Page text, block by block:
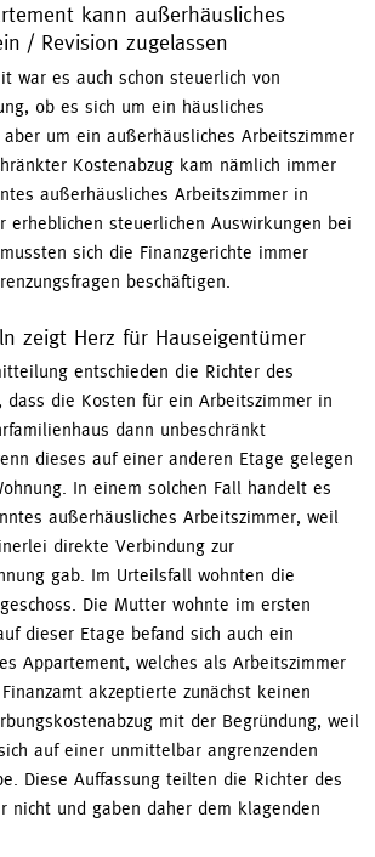
kann außerhäusliches
/ Revision zugelassen
war es auch schon steuerlich von
ob es sich um ein häusliches
um ein außerhäusliches Arbeitszimmer
Kostenabzug kam nämlich immer
außerhäusliches Arbeitszimmer in
erheblichen steuerlichen Auswirkungen bei
sich die Finanzgerichte immer
beschäftigen.
zeigt Herz für Hauseigentümer
entschieden die Richter des
dass die Kosten für ein Arbeitszimmer in
dann unbeschränkt
dieses auf einer anderen Etage gelegen
In einem solchen Fall handelt es
außerhäusliches Arbeitszimmer, weil
direkte Verbindung zur
gab. Im Urteilsfall wohnten die
Die Mutter wohnte im ersten
dieser Etage befand sich auch ein
Appartement, welches als Arbeitszimmer
akzeptierte zunächst keinen
mit der Begründung, weil
auf einer unmittelbar angrenzenden
Diese Auffassung teilten die Richter des
nicht und gaben daher dem klagenden